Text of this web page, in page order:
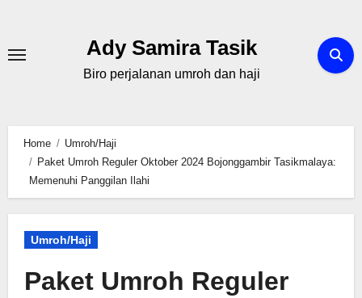
content
Ady Samira Tasik
Biro perjalanan umroh dan haji
Home
Umroh/Haji
Paket Umroh Reguler Oktober 2024 ‎Bojonggambir Tasikmalaya:
Memenuhi Panggilan Ilahi
Umroh/Haji
Paket Umroh Reguler